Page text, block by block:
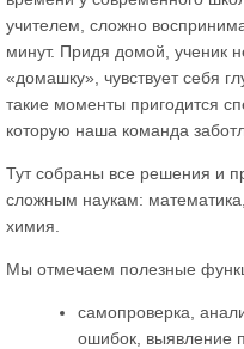
учителем, сложно
минут. Придя домой, ученик
«домашку», чувствует себя
такие моменты пригодится
которую наша команда
Тут собраны все решения и
сложным наукам:
химия.
Мы отмечаем полезные
самопроверка,
ошибок, выявление